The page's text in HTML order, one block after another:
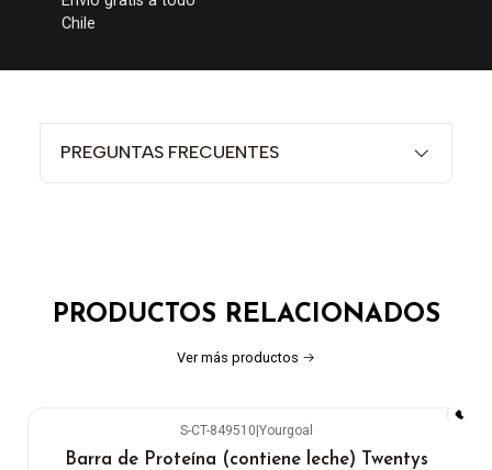
Chile
PREGUNTAS FRECUENTES
PRODUCTOS RELACIONADOS
Ver más productos
S-CT-849510|Yourgoal
Barra de Proteína (contiene leche) Twentys